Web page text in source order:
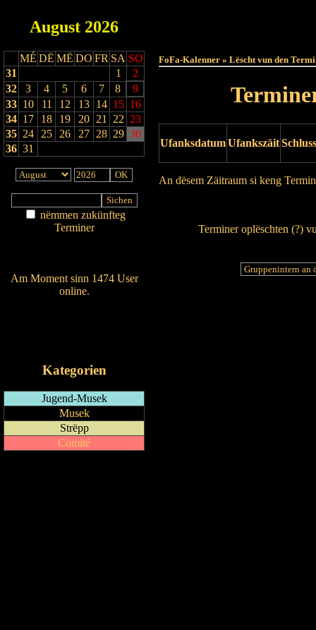
August 2026
MÉ DË MË DO FR SA SO
31
1
2
32
3 4 5 6 7 8
9
33 10 11 12 13 14 15 16
34 17 18 19 20 21 22 23
35 24 25 26 27 28 29 30
36 31
nëmmen zukünfteg
Terminer
Am Moment sinn 1474 User
online.
Kategorien
Jugend-Musek
Musek
Strëpp
Comité
FoFa-Kalenner » Lëscht vun den
UfanksdatumUfankszäit
An dësem Zäitraum si keng
Terminer oplëschten (?)